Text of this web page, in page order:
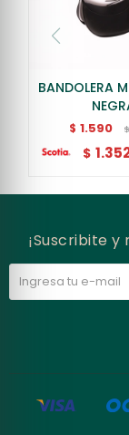
BANDOLERA
$ 1.590
$
¡Suscribite